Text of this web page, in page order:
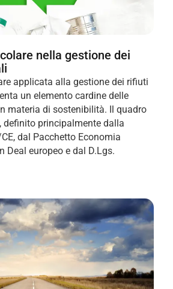
nella gestione dei
applicata alla gestione dei rifiuti
un elemento cardine delle
materia di sostenibilità. Il quadro
definito principalmente dalla
dal Pacchetto Economia
Deal europeo e dal D.Lgs.